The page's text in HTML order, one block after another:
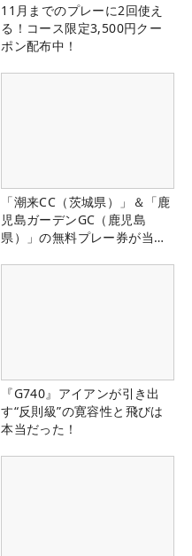
11月までのプレーに2回使え
る！コース限定3,500円クー
ポン配布中！
「潮来CC（茨城県）」＆「鹿
児島ガーデンGC（鹿児島
県）」の無料プレー券が当た
『G740』アイアンが引き出
す“反則級”の寛容性と飛びは
本当だった！